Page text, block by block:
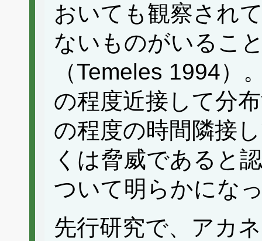
おいても観察され
ないものがいるこ
（Temeles 1994）
の程度近接して分
の程度の時間隣接
くは脅威であると
ついて明らかにな
先行研究で、アカ